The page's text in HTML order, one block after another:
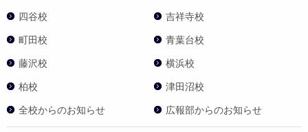
四谷校 吉祥寺校
町田校 青葉台校
藤沢校 横浜校
柏校 津田沼校
全校からのお知らせ 広報部からのお知らせ